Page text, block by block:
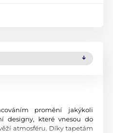
promění jakýkoli
designy, které vnesou do
atmosféru. Díky tapetám